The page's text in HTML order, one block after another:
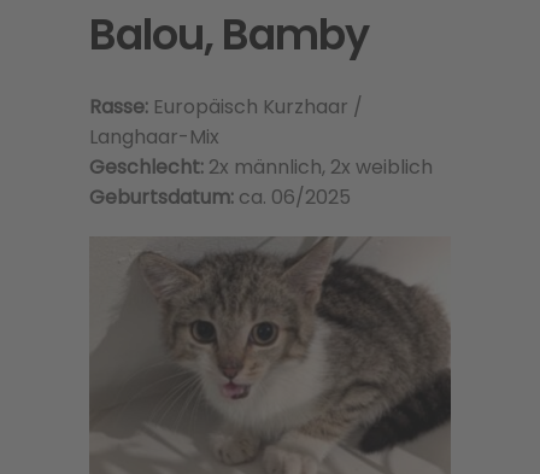
Balou, Bamby
Rasse: Europäisch Kurzhaar /
Langhaar-Mix
Geschlecht: 2x männlich, 2x weiblich
Geburtsdatum: ca. 06/2025